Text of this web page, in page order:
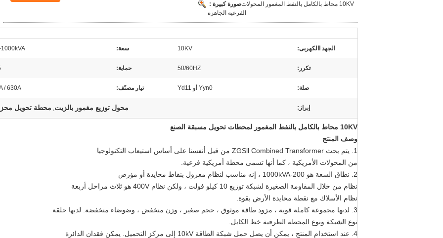
صورة كبيرة :10KV محاط بالكامل بالنفط المغمور المحولات
الفرعية الجاهزة
الجهد االكهربى: 10KV سعة:
تكرر: 50/60HZ حماية:
صلة: Yyn0 أو Yd11 تيار مصنّف: / 630A
إبراز: محول توزيع مغمور بالزيت, محطة تحويل
10KV محاط بالكامل بالنفط المغمور لمحطات تحويل مسبقة الصنع
وصف المنتج
1. يتم بحث ZGSll Combined Transformer من قبل أنفسنا على أساس استيعاب التكنولوجيا
من المحولات الأمريكية ، كما أنها تسمى محطة أمريكية فرعية.
2. نطاق السعة هو 200-1000kVA ، إنه مناسب لنظام معزول بنقاط محايدة أو مؤرض
نظام من خلال المقاومة الصغيرة لشبكة توزيع 10 كيلو فولت ، ولكن نظام 400V هو ثلاث مراحل أربعة
نظام الأسلاك مع نقطة محايدة الأرض بقوة.
3. لديها مجموعة كاملة قوية ، مزود طاقة موثوق ، حجم صغير ، وزن منخفض ، وضوضاء منخفضة. لديها حلقة
نوع الشبكة ونوع المحطة الطرفية خط الكابل.
4. عند استخدام المنتج ، يمكن أن يصل حمل شبكة الطاقة 10kV إلى مركز التحميل. يمكن فقدان الدائرة